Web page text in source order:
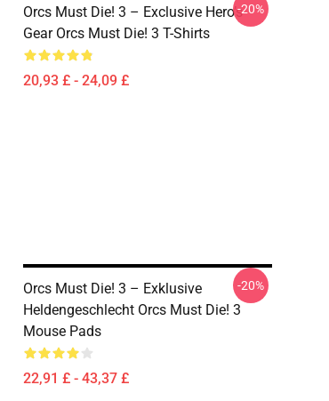
Orcs Must Die! 3 – Exclusive Hero’s
Gear Orcs Must Die! 3 T-Shirts
20,93 £ - 24,09 £
-20%
Orcs Must Die! 3 – Exklusive
Heldengeschlecht Orcs Must Die! 3
Mouse Pads
22,91 £ - 43,37 £
-20%